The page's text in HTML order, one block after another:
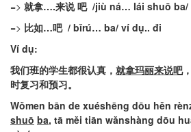
=> 就拿….来说 吧 /jiù ná… lái shuō ba/
=> 比如…吧 / bǐrú… ba/ ví dụ.. đi
Ví dụ:
我们班的学生都很认真， 就拿玛丽来说吧
时复习和预习。
Wǒmen bān de xuéshēng dōu hěn
shuō ba, tā měi tiān wǎnshàng dōu